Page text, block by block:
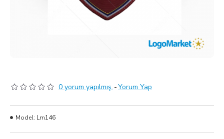
0 yorum yapılmış. -Yorum Yap
Model: Lm146